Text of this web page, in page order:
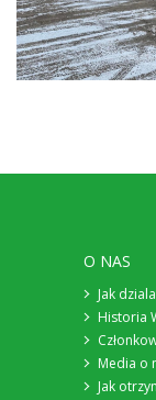
O NAS
Jak
Historia
Media o
Jak